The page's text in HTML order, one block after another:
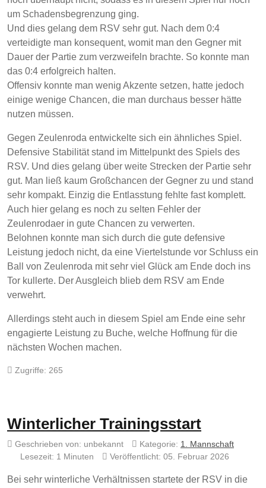
um Schadensbegrenzung ging.
Und dies gelang dem RSV sehr gut. Nach dem 0:4
verteidigte man konsequent, womit man den Gegner mit
Dauer der Partie zum verzweifeln brachte. So konnte man
das 0:4 erfolgreich halten.
Offensiv konnte man wenig Akzente setzen, hatte jedoch
einige wenige Chancen, die man durchaus besser hätte
nutzen müssen.
Gegen Zeulenroda entwickelte sich ein ähnliches Spiel.
Defensive Stabilität stand im Mittelpunkt des Spiels des
RSV. Und dies gelang über weite Strecken der Partie sehr
gut. Man ließ kaum Großchancen der Gegner zu und stand
sehr kompakt. Einzig die Entlasstung fehlte fast komplett.
Auch hier gelang es noch zu selten Fehler der
Zeulenrodaer in gute Chancen zu verwerten.
Belohnen konnte man sich durch die gute defensive
Leistung jedoch nicht, da eine Viertelstunde vor Schluss ein
Ball von Zeulenroda mit sehr viel Glück am Ende doch ins
Tor kullerte. Der Ausgleich blieb dem RSV am Ende
verwehrt.
Allerdings steht auch in diesem Spiel am Ende eine sehr
engagierte Leistung zu Buche, welche Hoffnung für die
nächsten Wochen machen.
Zugriffe: 265
Winterlicher Trainingsstart
Geschrieben von: unbekannt Kategorie: 1. Mannschaft
Lesezeit: 1 Minuten
Veröffentlicht: 05. Februar 2026
Bei sehr winterliche Verhältnissen startete der RSV in die